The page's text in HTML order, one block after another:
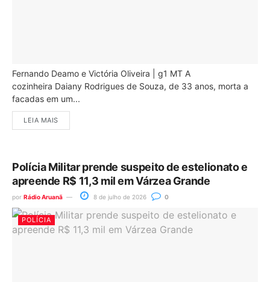
Fernando Deamo e Victória Oliveira | g1 MT A
cozinheira Daiany Rodrigues de Souza, de 33 anos, morta a
facadas em um...
LEIA MAIS
Polícia Militar prende suspeito de estelionato e
apreende R$ 11,3 mil em Várzea Grande
por Rádio Aruanã 8 de julho de 2026 0
POLÍCIA